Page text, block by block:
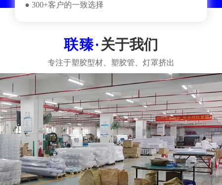
● 300+客户的一致选择
关于我们